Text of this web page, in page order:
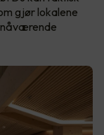
gjør lokalene
nåværende